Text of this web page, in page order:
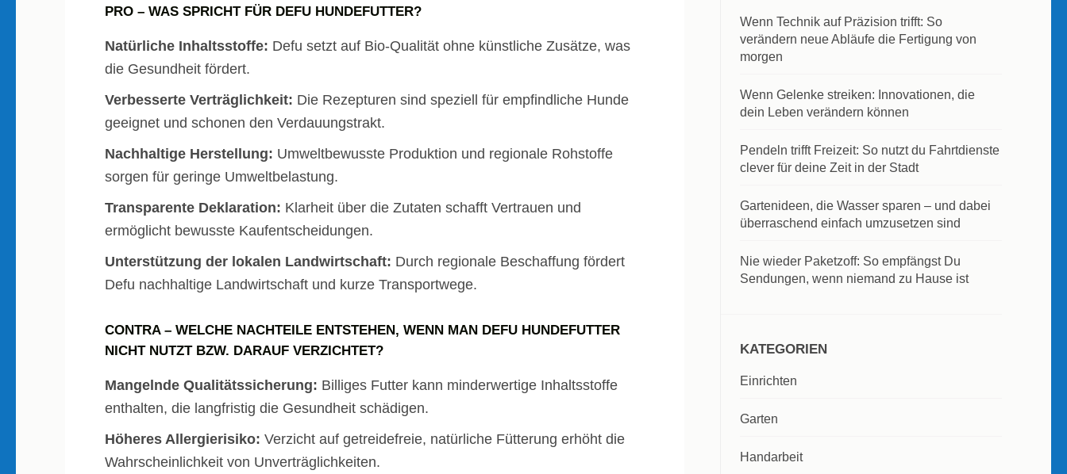
PRO – WAS SPRICHT FÜR DEFU HUNDEFUTTER?
Natürliche Inhaltsstoffe: Defu setzt auf Bio-Qualität ohne künstliche Zusätze, was
die Gesundheit fördert.
Verbesserte Verträglichkeit: Die Rezepturen sind speziell für empfindliche Hunde
geeignet und schonen den Verdauungstrakt.
Nachhaltige Herstellung: Umweltbewusste Produktion und regionale Rohstoffe
sorgen für geringe Umweltbelastung.
Transparente Deklaration: Klarheit über die Zutaten schafft Vertrauen und
ermöglicht bewusste Kaufentscheidungen.
Unterstützung der lokalen Landwirtschaft: Durch regionale Beschaffung fördert
Defu nachhaltige Landwirtschaft und kurze Transportwege.
CONTRA – WELCHE NACHTEILE ENTSTEHEN, WENN MAN DEFU HUNDEFUTTER
NICHT NUTZT BZW. DARAUF VERZICHTET?
Mangelnde Qualitätssicherung: Billiges Futter kann minderwertige Inhaltsstoffe
enthalten, die langfristig die Gesundheit schädigen.
Höheres Allergierisiko: Verzicht auf getreidefreie, natürliche Fütterung erhöht die
Wahrscheinlichkeit von Unverträglichkeiten.
Wenn Technik auf Präzision trifft: So
verändern neue Abläufe die Fertigung von
morgen
Wenn Gelenke streiken: Innovationen, die
dein Leben verändern können
Pendeln trifft Freizeit: So nutzt du Fahrtdienste
clever für deine Zeit in der Stadt
Gartenideen, die Wasser sparen – und dabei
überraschend einfach umzusetzen sind
Nie wieder Paketzoff: So empfängst Du
Sendungen, wenn niemand zu Hause ist
KATEGORIEN
Einrichten
Garten
Handarbeit